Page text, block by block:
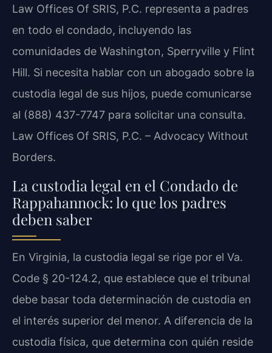
Law Offices Of SRIS, P.C. representa a padres
en todo el condado, incluyendo las
comunidades de Washington, Sperryville y Flint
Hill. Si necesita hablar con un abogado sobre la
custodia legal de sus hijos, puede comunicarse
al (888) 437-7747 para solicitar una consulta.
Law Offices Of SRIS, P.C. – Advocacy Without
Borders.
La custodia legal en el Condado de
Rappahannock: lo que los padres
deben saber
En Virginia, la custodia legal se rige por el Va.
Code § 20-124.2, que establece que el tribunal
debe basar toda determinación de custodia en
el interés superior del menor. A diferencia de la
custodia física, que determina con quién reside